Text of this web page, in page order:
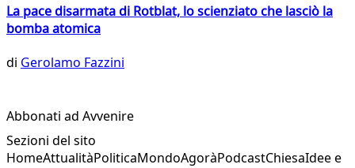
La pace disarmata di Rotblat, lo scienziato che lasciò la
bomba atomica
di Gerolamo Fazzini
Abbonati ad Avvenire
Sezioni del sito
HomeAttualitàPoliticaMondoAgoràPodcastChiesaIdee e